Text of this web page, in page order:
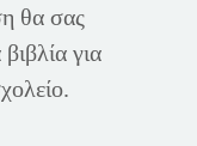
θα σας
για